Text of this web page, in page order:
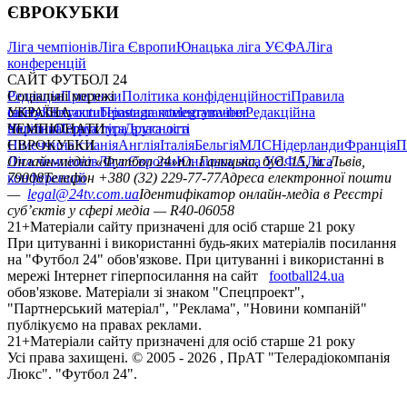
ЄВРОКУБКИ
Ліга чемпіонівЛіга ЄвропиЮнацька ліга УЄФАЛіга
конференцій
САЙТ ФУТБОЛ 24
РедакціяПрогнозиПолітика конфіденційностіПравила
сайтуКонтактиПравила коментуванняРедакційна
політикаСтруктура власності
Соціальні мережі
facebookxyoutubeinstagramtelegramviber
УКРАЇНА
УкраїнаПерша лігаДруга ліга
ЧЕМПІОНАТИ
НімеччинаІспаніяАнгліяІталіяБельгіяМЛСНідерландиФранція
ЄВРОКУБКИ
Ліга чемпіонівЛіга ЄвропиЮнацька ліга УЄФАЛіга
конференцій
Онлайн-медіа «Футбол 24»пл. Галицька, буд. 15, м. Львів,
79008Телефон +380 (32) 229-77-77Адреса електронної пошти
— legal@24tv.com.uaІдентифікатор онлайн-медіа в Реєстрі
суб’єктів у сфері медіа — R40-06058
21+Матеріали сайту призначені для осіб старше 21 року
При цитуванні і використанні будь-яких матеріалів посилання
на "Футбол 24" обов'язкове. При цитуванні і використанні в
мережі Інтернет гіперпосилання на сайт
football24.ua
обов'язкове. Матеріали зі знаком "Спецпроект",
"Партнерський матеріал", "Реклама", "Новини компаній"
публікуємо на правах реклами.
21+Матеріали сайту призначені для осіб старше 21 року
Усi права захищенi. © 2005 - 2026 , ПрАТ "Телерадіокомпанія
Люкс". "Футбол 24".